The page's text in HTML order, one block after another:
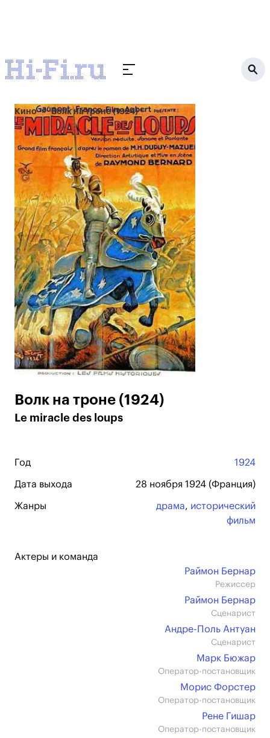
Кино Волк на троне (1924)
Волк на троне (1924)
Le miracle des loups
Год 1924
Дата выхода 28 ноября 1924 (Франция)
Жанры драма, исторический
фильм
Актеры и команда
Раймон Бернар
Режиссер
Раймон Бернар
Сценарист
Андре-Поль Антуан
Сценарист
Марк Бюжар
Оператор-постановщик
Морис Форстер
Оператор-постановщик
Рене Гишар
Оператор-постановщик